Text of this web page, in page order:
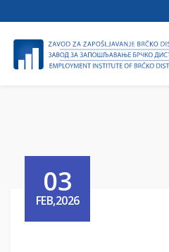
03
FEB,2026